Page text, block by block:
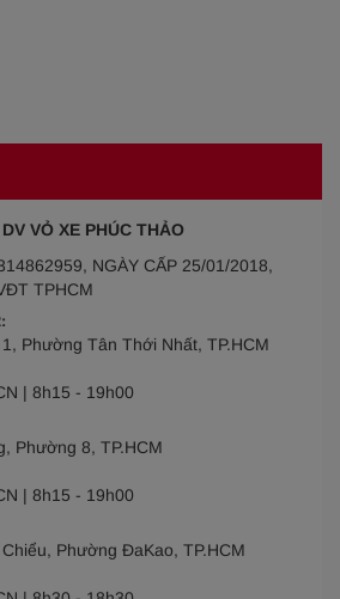
VỎ XE PHÚC THẢO
NGÀY CẤP 25/01/2018,
TPHCM
Phường Tân Thới Nhất, TP.HCM
| 8h15 - 19h00
Phường 8, TP.HCM
| 8h15 - 19h00
Phường ĐaKao, TP.HCM